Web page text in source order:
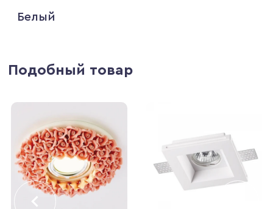
Белый
Подобный товар